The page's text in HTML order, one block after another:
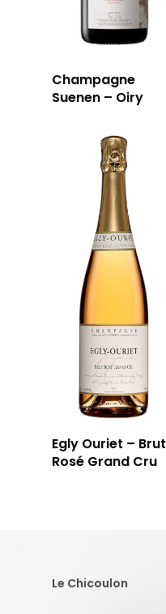
Champagne
Suenen – Oiry
Egly Ouriet – Brut
Rosé Grand Cru
Le Chicoulon